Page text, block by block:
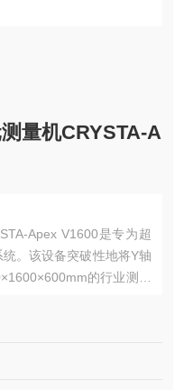
量机CRYSTA-A
Apex V1600是专为超
。该设备突破性地将Y轴
的行业测量